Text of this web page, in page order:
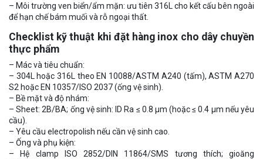
– Môi trường ven biển/ẩm mặn: ưu tiên 316L cho kết cấu bên ngoài
để hạn chế bám muối và rỗ ngoại thất.
Checklist kỹ thuật khi đặt hàng inox cho dây chuyền
thực phẩm
– Mác và tiêu chuẩn:
– 304L hoặc 316L theo EN 10088/ASTM A240 (tấm), ASTM A270
S2 hoặc EN 10357/ISO 2037 (ống vệ sinh).
– Bề mặt và độ nhám:
– Sheet: 2B/BA; ống vệ sinh: ID Ra ≤ 0.8 µm (hoặc ≤ 0.4 µm nếu yêu
cầu).
– Yêu cầu electropolish nếu cần vệ sinh cao.
– Ống và phụ kiện:
– Hệ clamp ISO 2852/DIN 11864/SMS tương thích; gioăng